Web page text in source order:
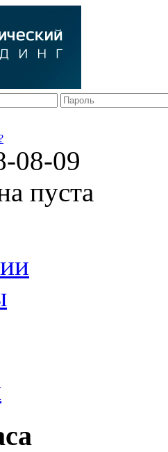
08-09
пуста